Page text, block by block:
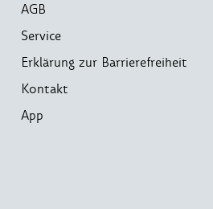
AGB
Service
Erklärung zur Barrierefreiheit
Kontakt
App